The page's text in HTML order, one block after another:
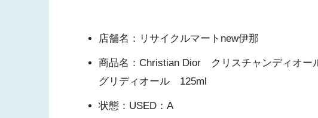
店舗名：リサイクルマートnew伊那
商品名：Christian Dior クリスチャンディオ
グリディオール 125ml
状態：USED：A